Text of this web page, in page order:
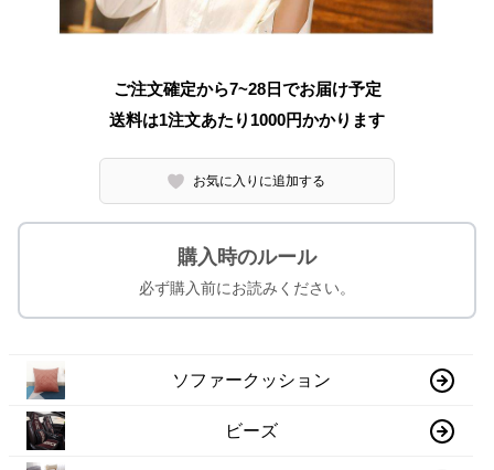
ご注文確定から7~28日でお届け予定
送料は1注文あたり 1000円かかります
お気に入りに追加する
購入時のルール
必ず購入前にお読みください。
ソファークッション
ビーズ